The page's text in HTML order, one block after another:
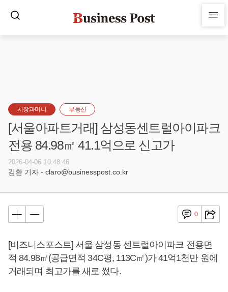
시장과머니 부동산
[서울아파트거래] 삼성동센트럴아이파크
전용 84.98㎡ 41.1억으로 신고가
2026-04-06 10:48:46
김환 기자 - claro@businesspost.co.kr
0
[비즈니스포스트] 서울 삼성동 센트럴아이파크 전용면
적 84.98㎡(공급면적 34C평, 113C㎡)가 41억1천만 원에
거래되며 최고가를 새로 썼다.